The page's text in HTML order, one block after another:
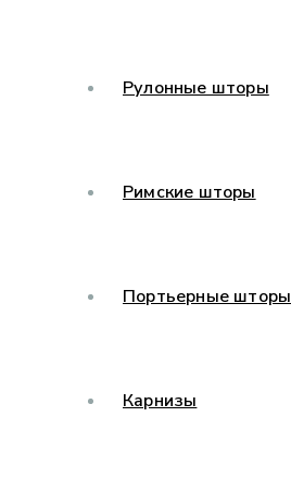
Рулонные шторы
Римские шторы
Портьерные шторы
Карнизы